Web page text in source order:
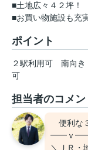
■土地広々４２坪！
■お買い物施設も充
ポイント
２駅利用可 南向き
可
担当者のコメン
便利な
━━ｖ
＼ＪＲ・